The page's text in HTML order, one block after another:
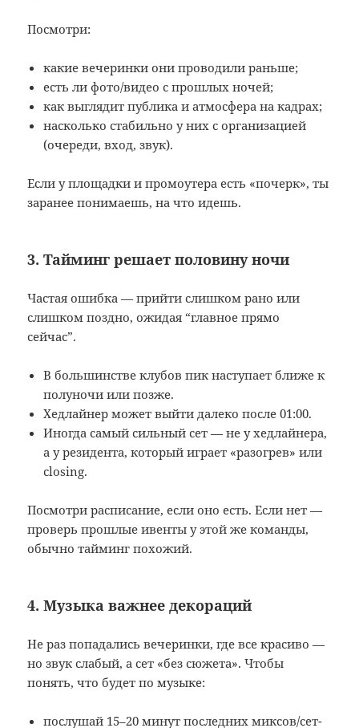
Посмотри:
какие вечеринки они проводили раньше;
есть ли фото/видео с прошлых ночей;
как выглядит публика и атмосфера на кадрах;
насколько стабильно у них с организацией
(очереди, вход, звук).
Если у площадки и промоутера есть «почерк», ты
заранее понимаешь, на что идешь.
3. Тайминг решает половину ночи
Частая ошибка — прийти слишком рано или
слишком поздно, ожидая “главное прямо
сейчас”.
В большинстве клубов пик наступает ближе к
полуночи или позже.
Хедлайнер может выйти далеко после 01:00.
Иногда самый сильный сет — не у хедлайнера,
а у резидента, который играет «разогрев» или
closing.
Посмотри расписание, если оно есть. Если нет —
проверь прошлые ивенты у этой же команды,
обычно тайминг похожий.
4. Музыка важнее декораций
Не раз попадались вечеринки, где все красиво —
но звук слабый, а сет «без сюжета». Чтобы
понять, что будет по музыке:
послушай 15–20 минут последних миксов/сет-